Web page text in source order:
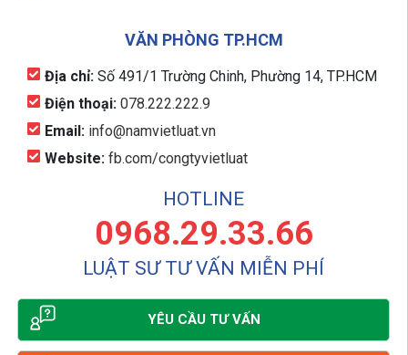
VĂN PHÒNG TP.HCM
Địa chỉ: Số 491/1 Trường Chinh, Phường 14, TP.HCM
Điện thoại: 078.222.222.9
Email: info@namvietluat.vn
Website: fb.com/congtyvietluat
HOTLINE
0968.29.33.66
LUẬT SƯ TƯ VẤN MIỄN PHÍ
YÊU CẦU TƯ VẤN